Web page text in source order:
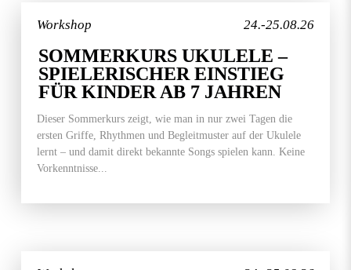
24.-25.08.26
Workshop
SOMMERKURS UKULELE –
SPIELERISCHER EINSTIEG
FÜR KINDER AB 7 JAHREN
Dieser Sommerkurs zeigt, wie man in nur zwei Tagen die
ersten Griffe, Rhythmen und Begleitmuster auf der Ukulele
lernt – und damit direkt bekannte Songs spielen kann. Keine
Vorkenntnisse...